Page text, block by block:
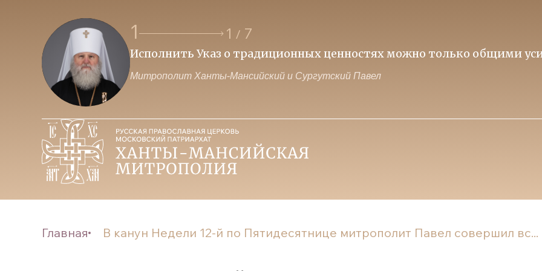
2 2 /7
и Церкви Образ нашего будущего зависит и от тех, кто на передовой и от тех,
Митрополит Ханты-Мансийский и Сургутский Павел
Главная В канун Недели 12-й по Пятидесятнице митрополит Павел совершил вс...